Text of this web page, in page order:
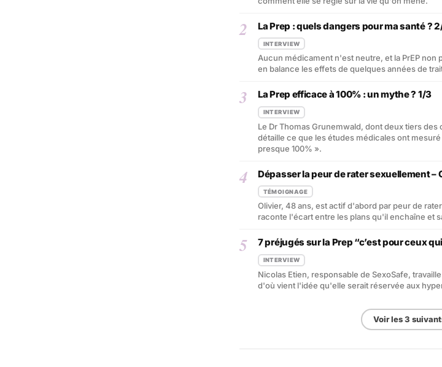
2 La Prep : quels dangers pour ma santé ?
INTERVIEW
Aucun médicament n'est neutre, et la PrEP non
en balance les effets de quelques années de
3 La Prep efficace à 100% : un mythe ? 1/3
INTERVIEW
Le Dr Thomas Grunemwald, dont deux tiers des
détaille ce que les études médicales ont
presque 100% ».
4 Dépasser la peur de rater sexuellement –
TÉMOIGNAGE
Olivier, 48 ans, est actif d'abord par peur de
raconte l'écart entre les plans qu'il enchaîne et
5 7 préjugés sur la Prep “c’est pour ceux
INTERVIEW
Nicolas Etien, responsable de SexoSafe,
d'où vient l'idée qu'elle serait réservée aux
Voir les 3